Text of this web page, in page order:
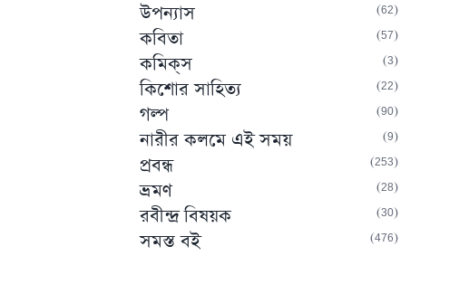
উপন্যাস 62
কবিতা 57
কমিক্‌স 3
কিশোর সাহিত্য 22
গল্প 90
নারীর কলমে এই সময় 9
প্রবন্ধ 253
ভ্রমণ 28
রবীন্দ্র বিষয়ক 30
সমস্ত বই 476